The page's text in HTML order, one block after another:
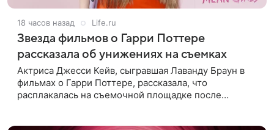
18 часов назад Life.ru
Звезда фильмов о Гарри Поттере
рассказала об унижениях на съемках
Актриса Джесси Кейв, сыгравшая Лаванду Браун в
фильмах о Гарри Поттере, рассказала, что
расплакалась на съемочной площадке после